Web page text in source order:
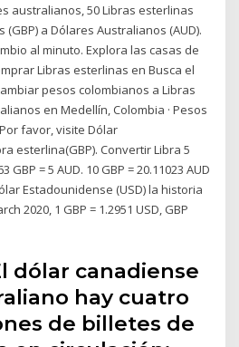
australianos, 50 Libras esterlinas
a Dólares Australianos (AUD).
al minuto. Explora las casas de
Libras esterlinas en Busca el
pesos colombianos a Libras
en Medellín, Colombia · Pesos
favor, visite Dólar
esterlina(GBP). Convertir Libra 5
GBP = 5 AUD. 10 GBP = 20.11023 AUD
Estadounidense (USD) la historia
2020, 1 GBP = 1.2951 USD, GBP
dólar canadiense
hay cuatro
de billetes de